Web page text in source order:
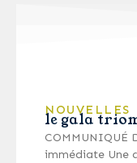
NOUVELLES
le gala
COMMUNIQUÉ
immédiate Une